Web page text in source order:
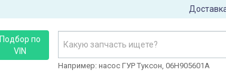
Подбор по
VIN
Например: насос ГУР Туксон, 06H905601A